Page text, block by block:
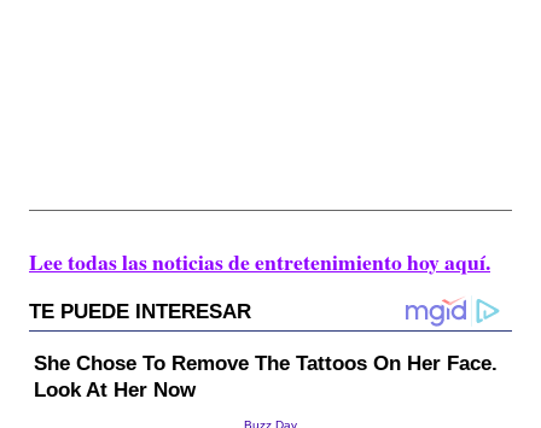
Lee todas las noticias de entretenimiento hoy aquí.